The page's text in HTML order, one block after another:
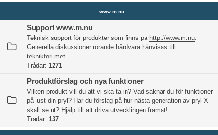
ö
k
www.m.nu
Support www.m.nu
Teknisk support för produkter som finns på http://www.m.nu.
Generella diskussioner rörande hårdvara hänvisas till
teknikforumet.
Trådar: 1271
Produktförslag och nya funktioner
Vilken produkt vill du att vi ska ta in? Vad saknar du för funktioner
på just din pryl? Har du förslag på hur nästa generation av pryl X
skall se ut? Hjälp till att driva utvecklingen framåt!
Trådar: 137